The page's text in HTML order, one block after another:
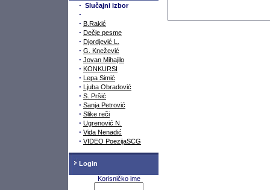
· Slučajni izbor
·
· B.Rakić
· Dečje pesme
· Djordjević L.
· G. Knežević
· Jovan Mihajilo
· KONKURSI
· Lepa Simić
· Ljuba Obradović
· S. Pršić
· Sanja Petrović
· Slike reči
· Ugrenović N.
· Vida Nenadić
· VIDEO PoezijaSCG
Login
Korisničko ime